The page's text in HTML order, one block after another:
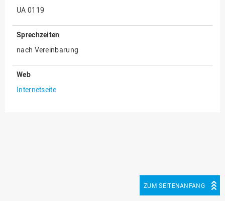
IT Service Center
Kommunikation und
Marketing
LearningCenter
Nachhaltigkeit
Personal
UA 0119
Sprechzeiten
nach Vereinbarung
Web
Internetseite
ZUM SEITENANFANG